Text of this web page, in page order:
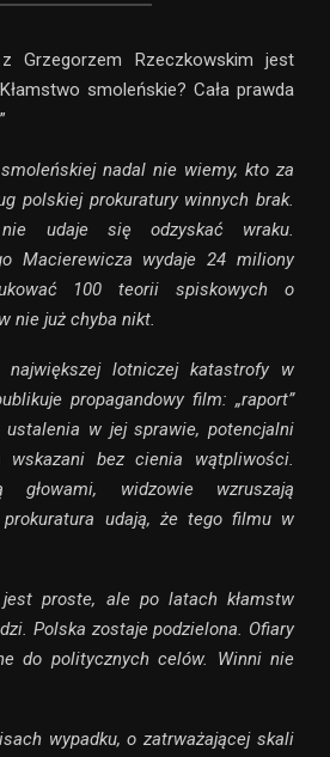
Grzegorzem Rzeczkowskim jest
smoleńskie? Cała prawda
nadal nie wiemy, kto za
polskiej prokuratury winnych brak.
nie udaje się odzyskać wraku.
Macierewicza wydaje 24 miliony
100 teorii spiskowych o
nie już chyba nikt.
lotniczej katastrofy w
propagandowy film: „raport”
ustalenia w jej sprawie, potencjalni
wskazani bez cienia wątpliwości.
głowami, widzowie wzruszają
udają, że tego filmu w
jest proste, ale po latach kłamstw
Polska zostaje podzielona. Ofiary
do politycznych celów. Winni nie
wypadku, o zatrważającej skali